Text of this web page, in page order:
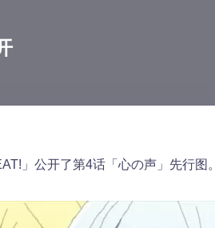
」公开了第4话「心の声」先行图。